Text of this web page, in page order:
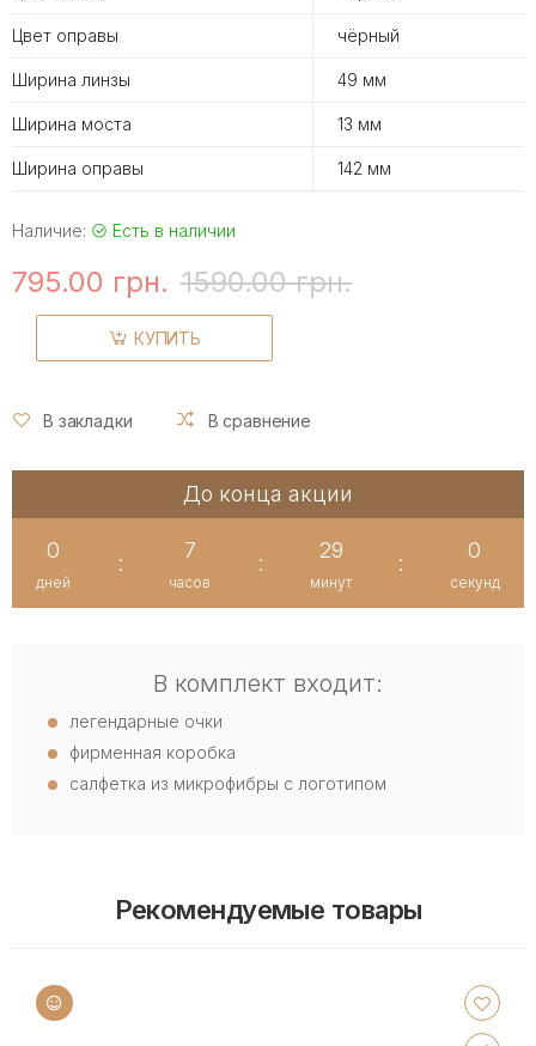
Цвет оправы чёрный
Ширина линзы 49 мм
Ширина моста 13 мм
Ширина оправы 142 мм
Наличие: Есть в наличии
795.00 грн. 1590.00 грн.
КУПИТЬ
В закладки В сравнение
До конца акции
0
дней
:
7
часов
:
28
минут
:
59
секунд
В комплект входит:
легендарные очки
фирменная коробка
салфетка из микрофибры с логотипом
Рекомендуемые товары